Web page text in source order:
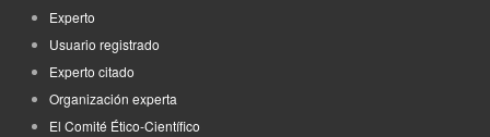
Experto
Usuario registrado
Experto citado
Organización experta
El Comité Ético-Científico